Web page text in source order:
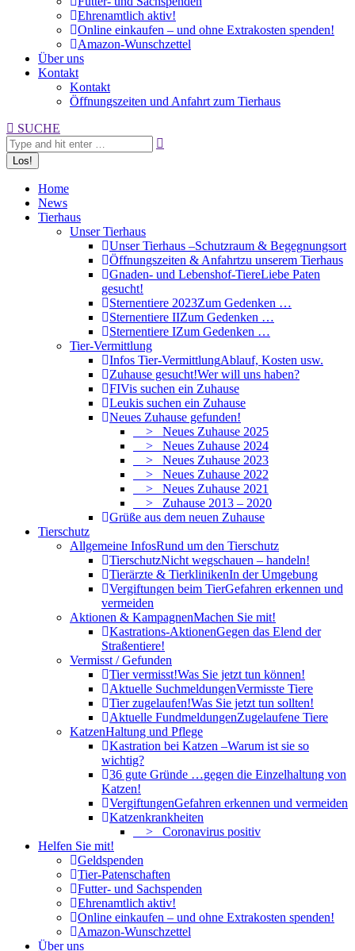
Ehrenamtlich aktiv!
Online einkaufen – und ohne Extrakosten spenden!
Amazon-Wunschzettel
Über uns
Kontakt
Kontakt
Öffnungszeiten und Anfahrt zum Tierhaus
Search:
SUCHE
Home
News
Tierhaus
Unser Tierhaus
Unser Tierhaus –Schutzraum & Begegnungsort
Öffnungszeiten & Anfahrtzu unserem Tierhaus
Gnaden- und Lebenshof-TiereLiebe Paten
gesucht!
Sternentiere 2023Zum Gedenken …
Sternentiere IIZum Gedenken …
Sternentiere IZum Gedenken …
Tier-Vermittlung
Infos Tier-VermittlungAblauf, Kosten usw.
Zuhause gesucht!Wer will uns haben?
FIVis suchen ein Zuhause
Leukis suchen ein Zuhause
Neues Zuhause gefunden!
> Neues Zuhause 2025
> Neues Zuhause 2024
> Neues Zuhause 2023
> Neues Zuhause 2022
> Neues Zuhause 2021
> Zuhause 2013 – 2020
Grüße aus dem neuen Zuhause
Tierschutz
Allgemeine InfosRund um den Tierschutz
TierschutzNicht wegschauen – handeln!
Tierärzte & TierklinikenIn der Umgebung
Vergiftungen beim TierGefahren erkennen und
vermeiden
Aktionen & KampagnenMachen Sie mit!
Kastrations-AktionenGegen das Elend der
Straßentiere!
Vermisst / Gefunden
Tier vermisst!Was Sie jetzt tun können!
Aktuelle SuchmeldungenVermisste Tiere
Tier zugelaufen!Was Sie jetzt tun sollten!
Aktuelle FundmeldungenZugelaufene Tiere
KatzenHaltung und Pflege
Kastration bei Katzen –Warum ist sie so
wichtig?
36 gute Gründe …gegen die Einzelhaltung von
Katzen!
VergiftungenGefahren erkennen und vermeiden
Katzenkrankheiten
> Coronavirus positiv
Helfen Sie mit!
Geldspenden
Tier-Patenschaften
Futter- und Sachspenden
Ehrenamtlich aktiv!
Online einkaufen – und ohne Extrakosten spenden!
Amazon-Wunschzettel
Über uns